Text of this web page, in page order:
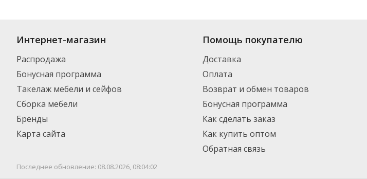
Купить
. В ассортименте интернет-магазина «Офисная Служба» большой
выбрать нужный товар и добавить его в корзину для дальнейшего оформления заказа. Доставим по Санкт-
транспортной компанией DPD. Для постоянных клиентов - скидка, минимальный заказ 1500 руб.
Интернет-магазин
Распродажа
Бонусная программа
Такелаж мебели и сейфов
Сборка мебели
Бренды
Карта сайта
Помощь покупателю
Доставка
Оплата
Возврат и обмен товаров
Бонусная программа
Как сделать заказ
Как купить оптом
Обратная связь
Последнее обновление: 08.08.2026, 08:04:02